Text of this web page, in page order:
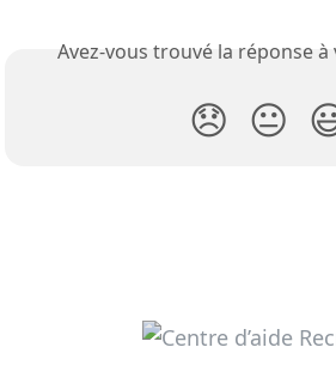
Avez-vous trouvé la réponse
😞 😐